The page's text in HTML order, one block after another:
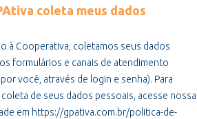
coleta meus dados
à Cooperativa, coletamos seus dados
formulários e canais de atendimento
você, através de login e senha). Para
de seus dados pessoais, acesse nossa
em https://gpativa.com.br/politica-de-